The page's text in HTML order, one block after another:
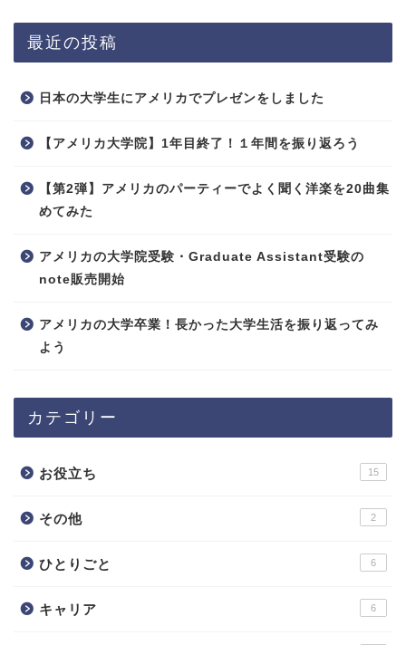
最近の投稿
日本の大学生にアメリカでプレゼンをしました
【アメリカ大学院】1年目終了！１年間を振り返ろう
【第2弾】アメリカのパーティーでよく聞く洋楽を20曲集
めてみた
アメリカの大学院受験・Graduate Assistant受験の
note販売開始
アメリカの大学卒業！長かった大学生活を振り返ってみ
よう
カテゴリー
お役立ち 15
その他 2
ひとりごと 6
キャリア 6